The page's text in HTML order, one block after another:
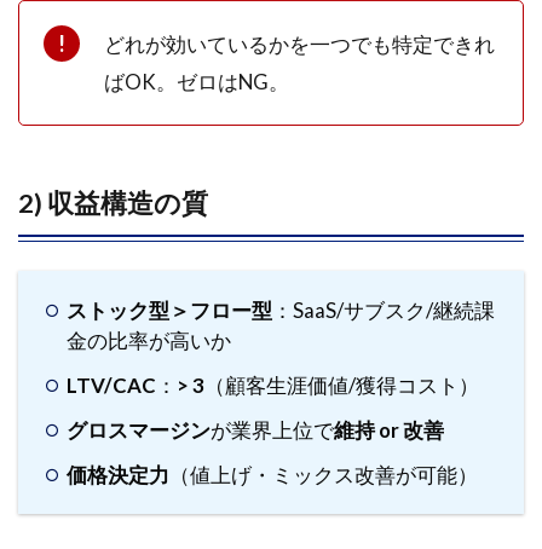
6.2
半導体
二層成長
6.3
内）：
既存店
の統合
6.4
ポイ
ント
まと
どれが効いているかを一つでも特定できれ
ばOK。ゼロはNG。
2) 収益構造の質
ストック型＞フロー型 ：SaaS/サブスク/継続課
金の比率が高いか
LTV/CAC ： > 3 （顧客生涯価値/獲得コスト）
グロスマージンが業界上位で維持 or 改善
価格決定力 （値上げ・ミックス改善が可能）